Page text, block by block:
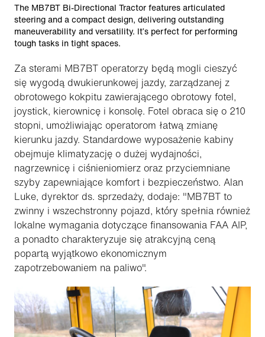
The MB7BT Bi-Directional Tractor features articulated
steering and a compact design, delivering outstanding
maneuverability and versatility. It’s perfect for performing
tough tasks in tight spaces.
Za sterami MB7BT operatorzy będą mogli cieszyć
się wygodą dwukierunkowej jazdy, zarządzanej z
obrotowego kokpitu zawierającego obrotowy fotel,
joystick, kierownicę i konsolę. Fotel obraca się o 210
stopni, umożliwiając operatorom łatwą zmianę
kierunku jazdy. Standardowe wyposażenie kabiny
obejmuje klimatyzację o dużej wydajności,
nagrzewnicę i ciśnieniomierz oraz przyciemniane
szyby zapewniające komfort i bezpieczeństwo. Alan
Luke, dyrektor ds. sprzedaży, dodaje: "MB7BT to
zwinny i wszechstronny pojazd, który spełnia również
lokalne wymagania dotyczące finansowania FAA AIP,
a ponadto charakteryzuje się atrakcyjną ceną
popartą wyjątkowo ekonomicznym
zapotrzebowaniem na paliwo".